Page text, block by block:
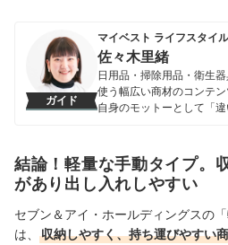
ガイド
マイベスト ライフスタイ
佐々木里緒
日用品・掃除用品・衛生
使う幅広い商材のコンテ
自身のモットーとして「
佐々木里緒のプロフィ
結論！軽量な手動タイプ。
があり出し入れしやすい
セブン＆アイ・ホールディングスの
は、
収納しやすく、持ち運びやすい